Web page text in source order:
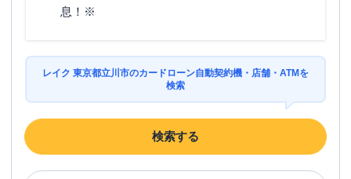
息！※
レイク 東京都立川市のカードローン自動契約機・店舗・ATMを
検索
検索する